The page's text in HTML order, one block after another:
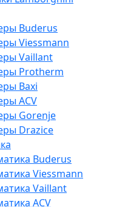
Buderus
Viessmann
Vaillant
Protherm
Baxi
ACV
Gorenje
Drazice
Buderus
Viessmann
Vaillant
ACV